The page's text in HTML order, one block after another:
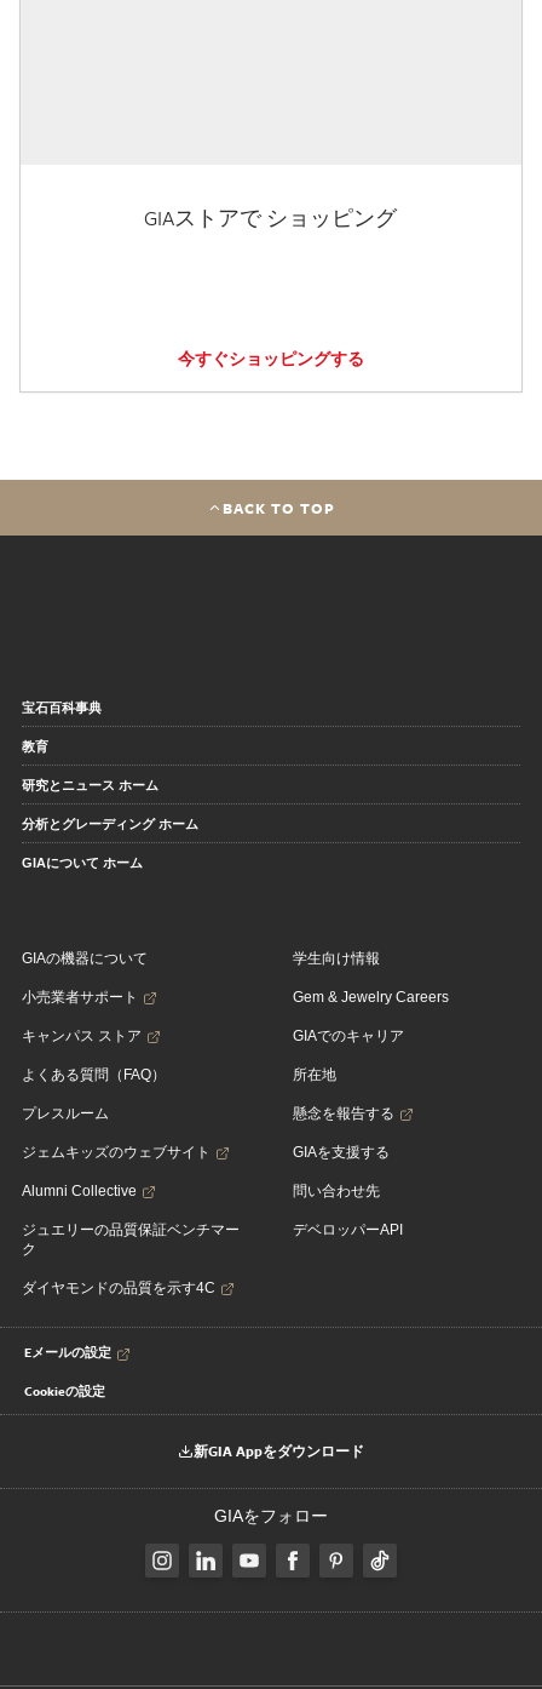
GIAストアで ショッピング
今すぐショッピングする
BACK TO TOP
宝石百科事典
教育
研究とニュース ホーム
分析とグレーディング ホーム
GIAについて ホーム
GIAの機器について
小売業者サポート
キャンパス ストア
よくある質問（FAQ）
プレスルーム
ジェムキッズのウェブサイト
Alumni Collective
ジュエリーの品質保証ベンチマー
ク
ダイヤモンドの品質を示す4C
学生向け情報
Gem & Jewelry Careers
GIAでのキャリア
所在地
懸念を報告する
GIAを支援する
問い合わせ先
デベロッパーAPI
Eメールの設定
Cookieの設定
新GIA Appをダウンロード
GIAをフォロー